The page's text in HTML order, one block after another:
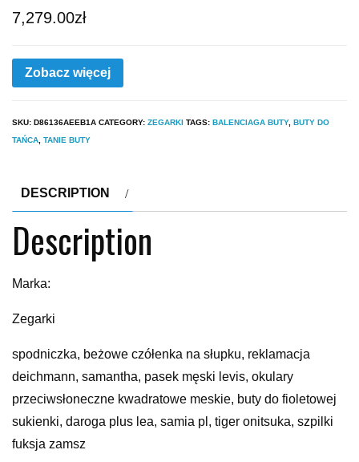
7,279.00zł
Zobacz więcej
SKU: D86136AEEB1A CATEGORY: ZEGARKI TAGS: BALENCIAGA BUTY, BUTY DO
TAŃCA TANIE BUTY
DESCRIPTION
Description
Marka:
Zegarki
spodniczka, beżowe czółenka na słupku, reklamacja
deichmann, samantha, pasek męski levis, okulary
przeciwsłoneczne kwadratowe meskie, buty do fioletowej
sukienki, daroga plus lea, samia pl, tiger onitsuka, szpilki
fuksja zamsz